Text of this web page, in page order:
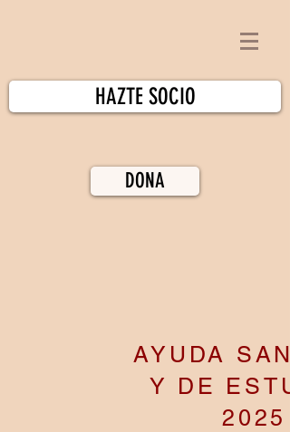
HAZTE SOCIO
DONA
AYUDA
Y DE
2025